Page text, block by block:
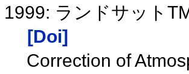
1999: ランドサット
[Doi]
Correction of